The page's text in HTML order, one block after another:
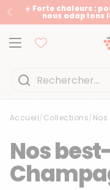
Passer au contenu
Précédent
☀️ Forte chaleurs :
nous adaptons
Ouvrir le menu
Accueil
Accueil/Collections/
Nos